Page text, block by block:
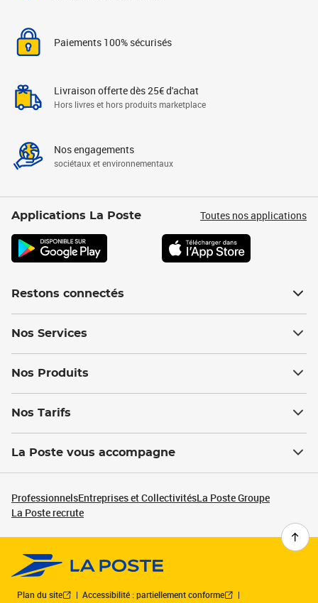
Paiements 100% sécurisés
Livraison offerte dès 25€ d'achat
Hors livres et hors produits marketplace
Nos engagements
sociétaux et environnementaux
Applications La Poste Toutes nos applications
Restons connectés
Nos Services
Nos Produits
Nos Tarifs
La Poste vous accompagne
ProfessionnelsEntreprises et CollectivitésLa Poste Groupe
La Poste recrute
Plan du site
Accessibilité : partiellement conforme